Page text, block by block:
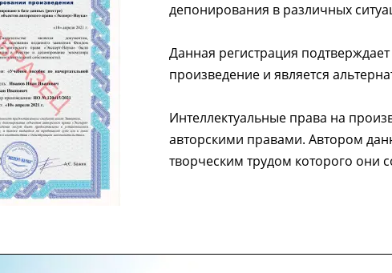
депонирования в различных
Данная регистрация
произведение и является
Интеллектуальные права на
авторскими правами. Автором
творческим трудом которого они